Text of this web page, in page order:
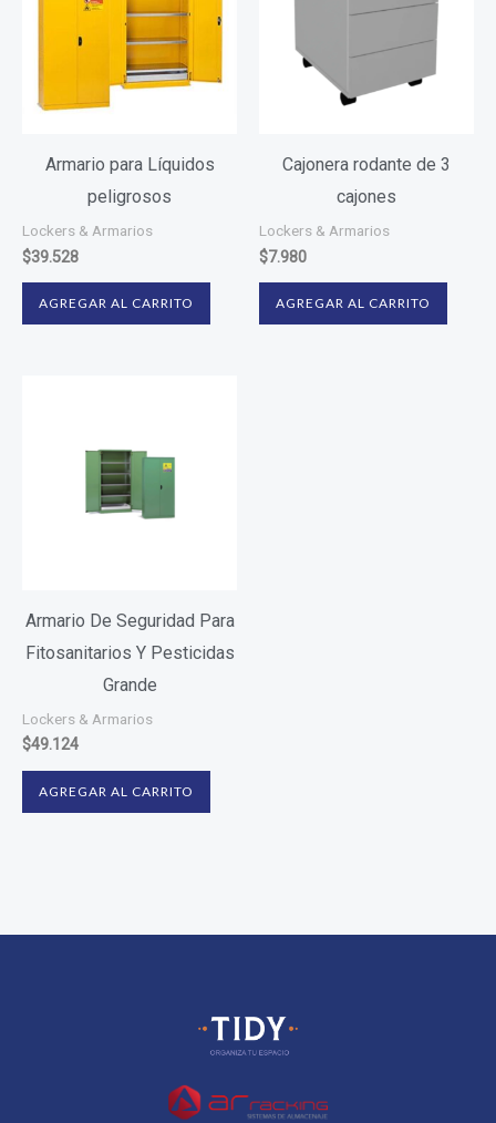
Armario para Líquidos
peligrosos
Lockers & Armarios
$39.528
AGREGAR AL CARRITO
Cajonera rodante de 3
cajones
Lockers & Armarios
$7.980
AGREGAR AL CARRITO
Armario De Seguridad Para
Fitosanitarios Y Pesticidas
Grande
Lockers & Armarios
$49.124
AGREGAR AL CARRITO